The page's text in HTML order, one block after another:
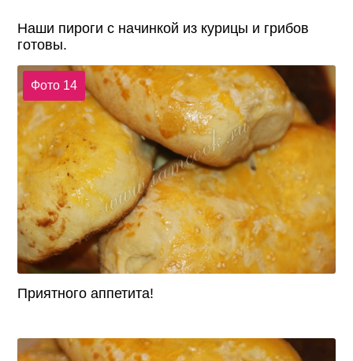
Наши пироги с начинкой из курицы и грибов
готовы.
Фото 14
Приятного аппетита!